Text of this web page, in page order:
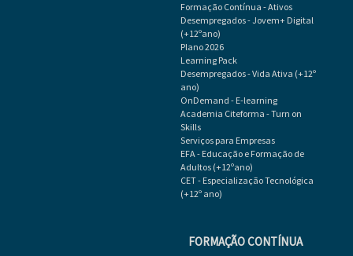
Formação Contínua - Ativos
Desempregados - Jovem+ Digital
(+12ºano)
Plano 2026
Learning Pack
Desempregados - Vida Ativa (+12º
ano)
OnDemand - E-learning
Academia Citeforma - Turn on
Skills
Serviços para Empresas
EFA - Educação e Formação de
Adultos (+12ºano)
CET - Especialização Tecnológica
(+12º ano)
FORMAÇÃO CONTÍNUA